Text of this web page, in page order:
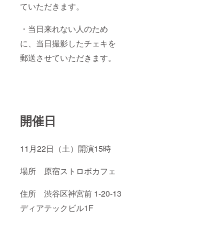
ていただきます。
・当日来れない人のため
に、当日撮影したチェキを
郵送させていただきます。
開催日
11月22日（土）開演15時
場所 原宿ストロボカフェ
住所 渋谷区神宮前 1-20-13
ディアテックビル1F